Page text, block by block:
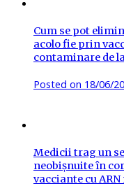
Cum se pot
acolo fie prin
contaminare de
Posted on 18/06/
Medicii trag un
neobișnuite în
vacciante cu